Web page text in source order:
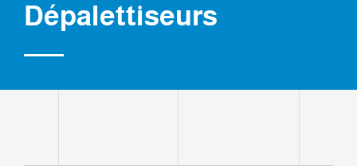
Dépalettiseurs